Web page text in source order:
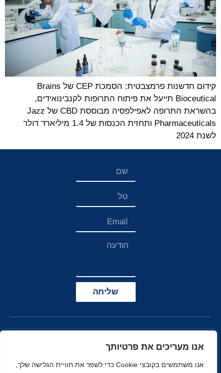
אנו מעריכים את פרטיותך
אנו משתמשים בקובצי Cookie כדי לשפר את חוויית הגלישה שלך,
קידום חדשנות פרמצבטית: הסמכת CEP של Brains
Bioceutical תייעל את פיתוח התרופות לקנבינואידים,
בהשראת התרופה לאפילפסיה מבוססת CBD של Jazz
Pharmaceuticals ותחזית הכנסות של 1.4 מיליארד דולר
לשנת 2024
שליחה